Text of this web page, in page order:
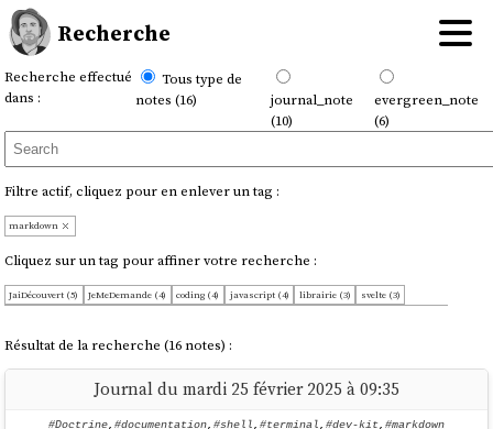
Recherche
Recherche effectué
dans :
Tous type de
notes (16)
journal_note
(10)
evergreen_note
(6)
Filtre actif, cliquez pour en enlever un tag :
markdown
Cliquez sur un tag pour affiner votre recherche :
JaiDécouvert (5) JeMeDemande (4) coding (4) javascript (4) librairie (3)
svelte (3)
markup (1) mdsvex (1)
Résultat de la recherche (16 notes) :
Journal du mardi 25 février 2025 à 09:35
#Doctrine, #documentation, #shell, #terminal, #dev-kit, #markdown